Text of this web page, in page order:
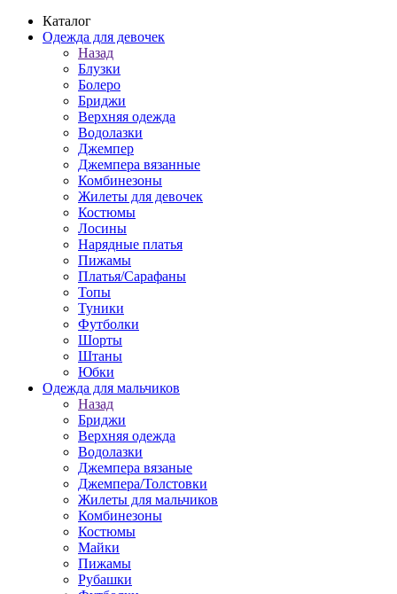
Каталог
Одежда для девочек
Назад
Блузки
Болеро
Бриджи
Верхняя одежда
Водолазки
Джемпер
Джемпера вязанные
Комбинезоны
Жилеты для девочек
Костюмы
Лосины
Нарядные платья
Пижамы
Платья/Сарафаны
Топы
Туники
Футболки
Шорты
Штаны
Юбки
Одежда для мальчиков
Назад
Бриджи
Верхняя одежда
Водолазки
Джемпера вязаные
Джемпера/Толстовки
Жилеты для мальчиков
Комбинезоны
Костюмы
Майки
Пижамы
Рубашки